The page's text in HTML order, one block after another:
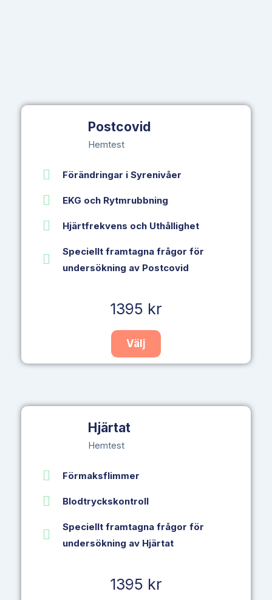
Postcovid
Hemtest
Förändringar i Syrenivåer
EKG och Rytmrubbning
Hjärtfrekvens och Uthållighet
Speciellt framtagna frågor för
undersökning av Postcovid
1395 kr
Välj
Hjärtat
Hemtest
Förmaksflimmer
Blodtryckskontroll
Speciellt framtagna frågor för
undersökning av Hjärtat
1395 kr